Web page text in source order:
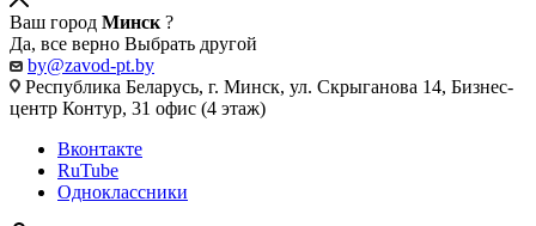
Ваш город Минск ?
Да, все верно Выбрать другой
by@zavod-pt.by
Республика Беларусь, г. Минск, ул. Скрыганова 14, Бизнес-
центр Контур, 31 офис (4 этаж)
Вконтакте
RuTube
Одноклассники